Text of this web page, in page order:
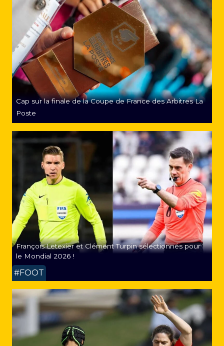
Cap sur la finale de la Coupe de France des Arbitres La
Poste
François Letexier et Clément Turpin sélectionnés pour
le Mondial 2026 !
#FOOT